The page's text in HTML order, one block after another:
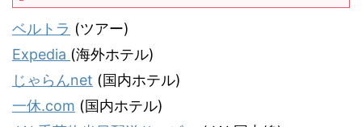
ベルトラ (ツアー)
Expedia (海外ホテル)
じゃらんnet (国内ホテル)
一休.com (国内ホテル)